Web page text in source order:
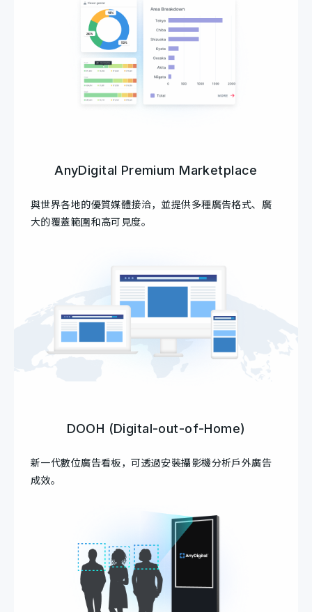
AnyDigital Premium Marketplace
與世界各地的優質媒體接洽，並提供多種廣告格式、廣
大的覆蓋範圍和高可見度。
DOOH (Digital-out-of-Home)
新一代數位廣告看板，可透過安裝攝影機分析戶外廣告
成效。